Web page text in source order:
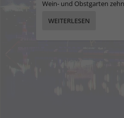
Wein- und Obstgarten
WEITERLESEN